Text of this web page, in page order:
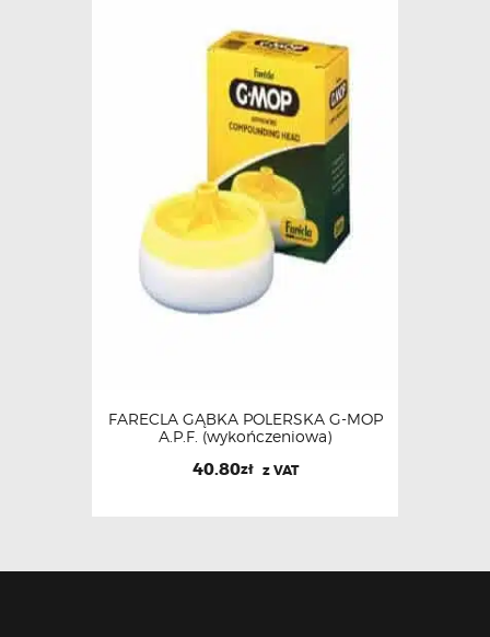
FARECLA GĄBKA POLERSKA G-MOP
A.P.F. (wykończeniowa)
40.80zł z VAT